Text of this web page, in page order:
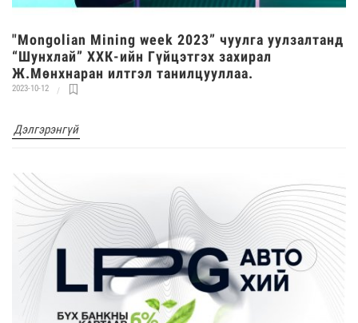
"Mongolian Mining week 2023” чуулга уулзалтанд
“Шунхлай” ХХК-ийн Гүйцэтгэх захирал
Ж.Мөнхнаран илтгэл танилцууллаа.
2023-10-12
Дэлгэрэнгүй